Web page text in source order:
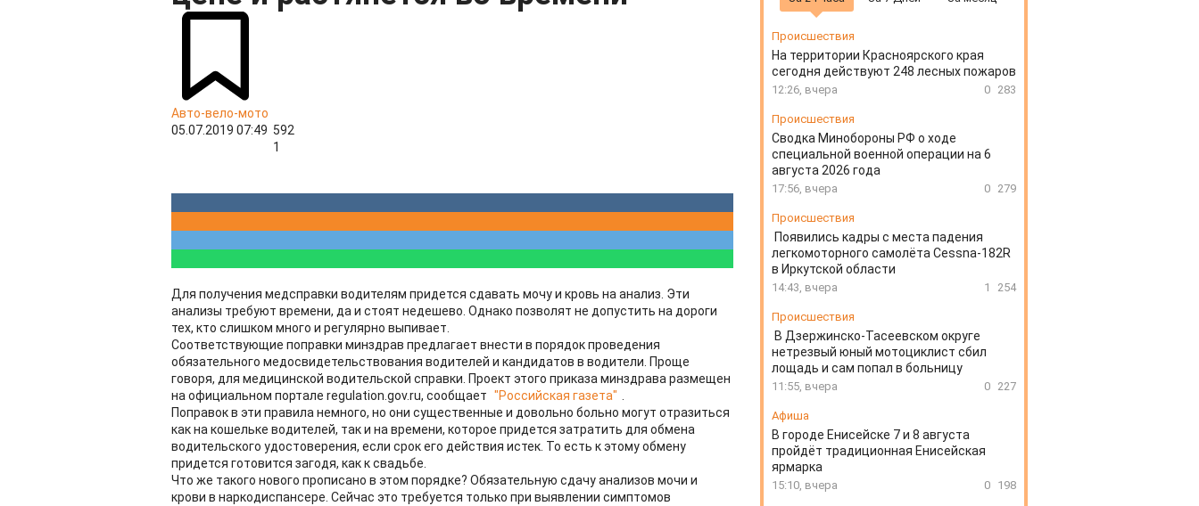
Авто-вело-мото
05.07.2019 07:49 592
1
Для получения медсправки водителям придется сдавать мочу и кровь на анализ. Эти
анализы требуют времени, да и стоят недешево. Однако позволят не допустить на дороги
тех, кто слишком много и регулярно выпивает.
Соответствующие поправки минздрав предлагает внести в порядок проведения
обязательного медосвидетельствования водителей и кандидатов в водители. Проще
говоря, для медицинской водительской справки. Проект этого приказа минздрава размещен
на официальном портале regulation.gov.ru, сообщает "Российская газета"
Поправок в эти правила немного, но они существенные и довольно больно могут отразиться
как на кошельке водителей, так и на времени, которое придется затратить для обмена
водительского удостоверения, если срок его действия истек. То есть к этому обмену
придется готовится загодя, как к свадьбе.
Что же такого нового прописано в этом порядке? Обязательную сдачу анализов мочи и
крови в наркодиспансере. Сейчас это требуется только при выявлении симптомов
Происшествия
На территории Красноярского края
сегодня действуют 248 лесных пожаров
12:26, вчера 0 283
Происшествия
Сводка Минобороны РФ о ходе
специальной военной операции на 6
августа 2026 года
17:56, вчера 0 279
Происшествия
Появились кадры с места падения
легкомоторного самолёта Cessna-182R
в Иркутской области
14:43, вчера 1 254
Происшествия
В Дзержинско-Тасеевском округе
нетрезвый юный мотоциклист сбил
лощадь и сам попал в больницу
11:55, вчера 0 227
Афиша
В городе Енисейске 7 и 8 августа
пройдёт традиционная Енисейская
ярмарка
15:10, вчера 0 198